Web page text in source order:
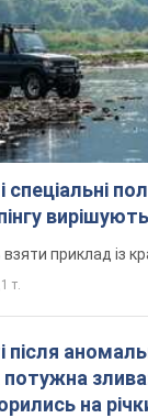
взяти приклад із
т.
після
на